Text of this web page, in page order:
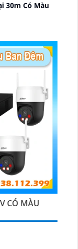
30m Có Màu
CÓ MÀU